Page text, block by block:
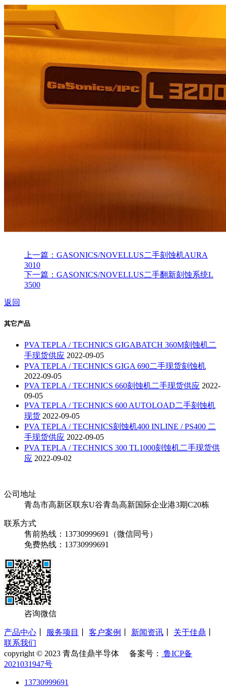
上一篇：GASONICS/NOVELLUS二手刻蚀机AURA
3010
下一篇：GASONICS/NOVELLUS二手翻新刻蚀系统L
3500
返回
其它产品
PVA TEPLA / TECHNICS GIGABATCH 360M刻蚀机二
手现货供应 2022-09-05
PVA TEPLA / TECHNICS GIGA 690二手现货刻蚀机
2022-09-05
PVA TEPLA / TECHNICS 660刻蚀机二手现货供应 2022-
09-05
PVA TEPLA / TECHNICS 600 AUTOLOAD二手刻蚀机
现货 2022-09-05
PVA TEPLA / TECHNICS刻蚀机400 INLINE / PS400 二
手现货供应 2022-09-05
PVA TEPLA / TECHNICS 300 TL1000刻蚀机二手现货供
应 2022-09-02
公司地址
青岛市高新区联东U谷青岛高新国际企业港3期C20栋
联系方式
售前热线：13730999691（微信同号）
免费热线：13730999691
咨询微信
产品中心 服务项目 客户案例 新闻资讯 关于佳鼎
联系我们
copyright © 2023 青岛佳鼎半导体 备案号：
鲁ICP备
2021031947号
13730999691